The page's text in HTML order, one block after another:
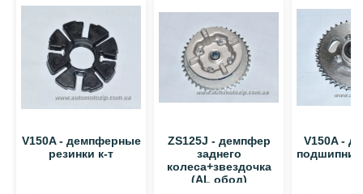
V150A - демпферные
резинки к-т
ZS125J - демпфер
заднего
колеса+звездочка
(AL обод)
V150A -